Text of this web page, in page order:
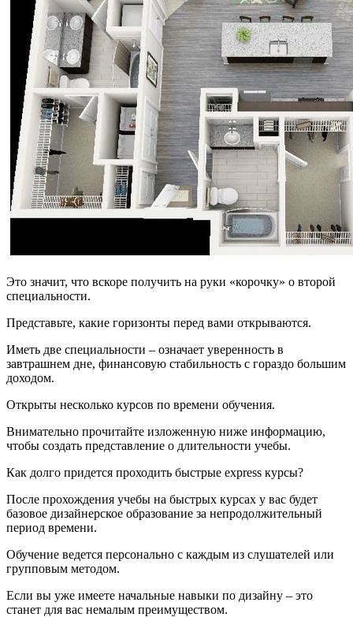
Это значит, что вскоре получить на руки «корочку» о второй
специальности.
Представьте, какие горизонты перед вами открываются.
Иметь две специальности – означает уверенность в
завтрашнем дне, финансовую стабильность с гораздо большим
доходом.
Открыты несколько курсов по времени обучения.
Внимательно прочитайте изложенную ниже информацию,
чтобы создать представление о длительности учебы.
Как долго придется проходить быстрые express курсы?
После прохождения учебы на быстрых курсах у вас будет
базовое дизайнерское образование за непродолжительный
период времени.
Обучение ведется персонально с каждым из слушателей или
групповым методом.
Если вы уже имеете начальные навыки по дизайну – это
станет для вас немалым преимуществом.